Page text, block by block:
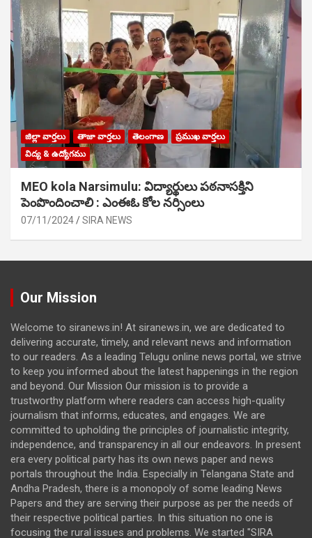
జిల్లా వార్తలు తాజా వార్తలు తెలంగాణ
ప్రముఖ వార్తలు
విద్య & ఉద్యోగము
MEO kola Narsimulu: విద్యార్థులు పఠ‌నాసక్తిని
పెంపొందించాలి : ఎంఈఓ కోల నర్సింలు
07/11/2024 SIRA NEWS
Our Mission
Welcome to siranews.in! At siranews.in, we are dedicated to
delivering accurate, timely, and relevant news and information
to our readers. As a leading Telugu online news portal, we strive
to keep you informed about the latest happenings in the region
and beyond. Our Mission Our mission is to provide a
trustworthy platform where readers can access high-quality
journalism that informs, educates, and engages. We are
committed to upholding the principles of journalistic integrity,
independence, and transparency in all our endeavors. In present
era every political party has its own news paper and news
portals throughout the India. Especially in Telangana State and
Andha Pradesh, there is a monopoly of some leading News
Papers and they are serving their purpose as per the needs of
their respective political parties. In this situation no one is
focusing the rural issues and problems. We started "SIRA